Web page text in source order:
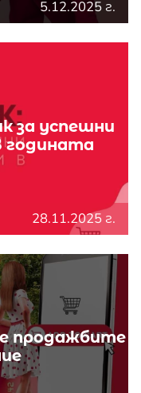
5.12.2025 г.
за успешни
годината
28.11.2025 г.
продажбите